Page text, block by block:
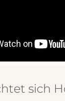
sich